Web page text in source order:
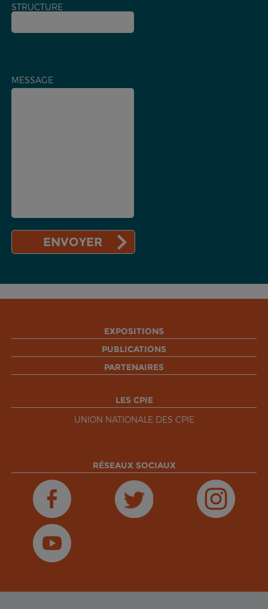
STRUCTURE
MESSAGE
EXPOSITIONS
PUBLICATIONS
PARTENAIRES
LES CPIE
UNION NATIONALE DES CPIE
RÉSEAUX SOCIAUX